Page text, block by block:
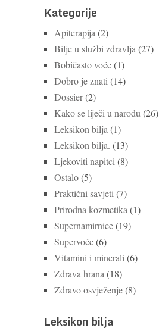
Kategorije
Apiterapija (2)
Bilje u službi zdravlja (27)
Bobičasto voće(1)
Dobro je znati (14)
Dossier(2)
Kako se liječi u narodu (26)
Leksikon bilja (1)
Leksikon bilja. (13)
Ljekoviti napitci (8)
Ostalo(5)
Praktični savjeti (7)
Prirodna kozmetika (1)
Supernamirnice(19)
Supervoće(6)
Vitamini i minerali (6)
Zdrava hrana (18)
Zdravo osvježenje(8)
Leksikon bilja